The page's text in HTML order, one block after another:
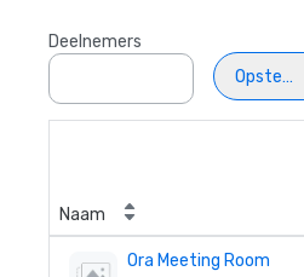
Deelnemers
Opstelling
Naam
Ora Meeting Room